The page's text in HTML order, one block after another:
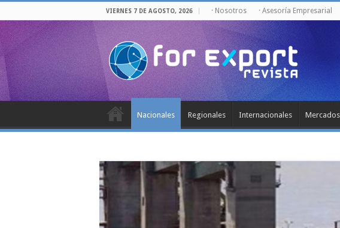
VIERNES 7 DE AGOSTO, 2026 · Nosotros · Asesoría Empresarial
Nacionales Regionales Internacionales Mercados